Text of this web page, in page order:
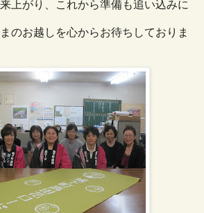
上がり、これから準備も追い込みに
のお越しを心からお待ちしておりま